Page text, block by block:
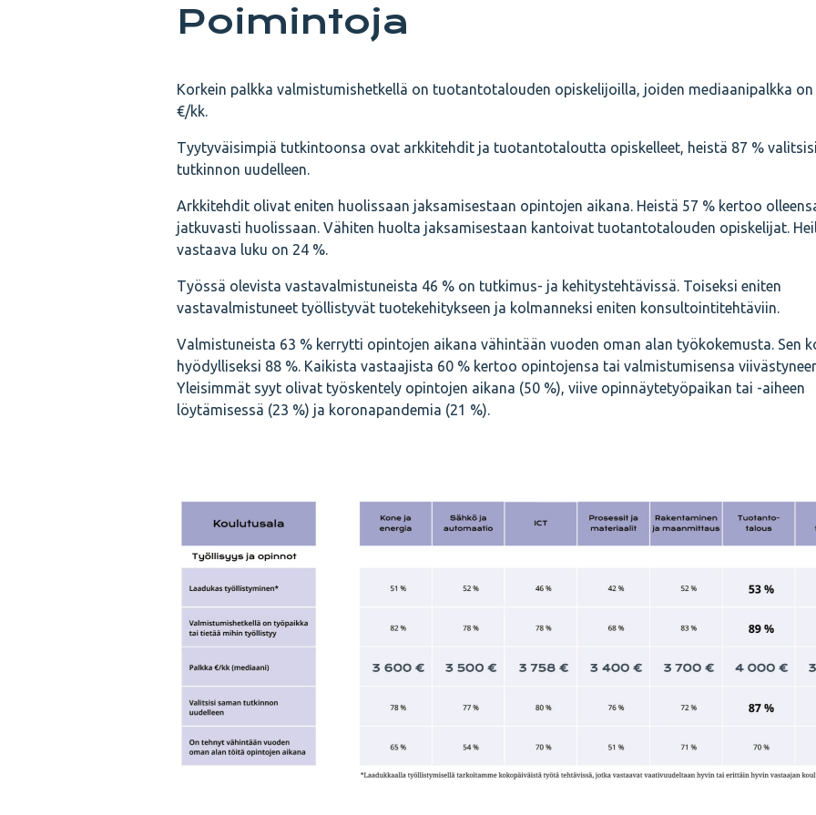
Poimintoja
Korkein palkka valmistumis­hetkellä on tuotantotalouden opiskelijoilla, joiden mediaanipalkka on
€/kk.
Tyytyväisimpiä tutkintoonsa ovat arkkitehdit ja tuotantotaloutta opiskelleet, heistä 87 %
tutkinnon uudelleen.
Arkkitehdit olivat eniten huolissaan jaksamisestaan opintojen aikana. Heistä 57 % kertoo
jatkuvasti huolissaan. Vähiten huolta jaksamisestaan kantoivat tuotantotalouden opiskelijat.
vastaava luku on 24 %.
Työssä olevista vastavalmistuneista 46 % on tutkimus- ja kehitystehtävissä. Toiseksi eniten
vastavalmistuneet työllistyvät tuotekehitykseen ja kolmanneksi eniten konsultointitehtäviin.
Valmistuneista 63 % kerrytti opintojen aikana vähintään vuoden oman alan työkokemusta. Sen
hyödylliseksi 88 %. Kaikista vastaajista 60 % kertoo opintojensa tai valmistumisensa
Yleisimmät syyt olivat työskentely opintojen aikana (50 %), viive opinnäytetyöpaikan tai -aiheen
löytämisessä (23 %) ja koronapandemia (21 %).